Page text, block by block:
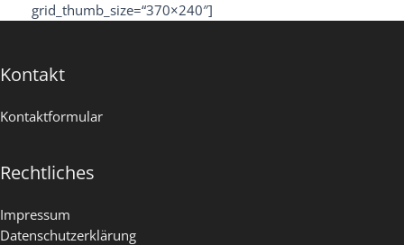
grid_thumb_size=“370×240″]
Kontakt
Kontaktformular
Rechtliches
Impressum
Datenschutzerklärung